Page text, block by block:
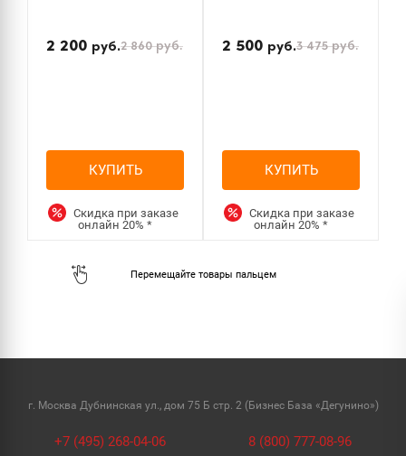
2 200 руб.2 860руб.
КУПИТЬ
Скидка при заказе
онлайн20%*
2 500 руб.3 475руб.
КУПИТЬ
Скидка при заказе
онлайн20%*
г. Москва Дубнинская ул., дом 75 Б стр. 2 (Бизнес База «Дегунино»)
+7 (495) 268-04-06 8 (800) 777-08-96